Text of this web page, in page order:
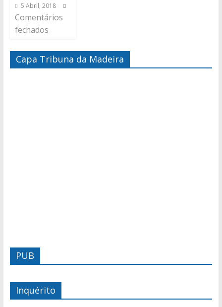
5 Abril, 2018
Comentários
fechados
Capa Tribuna da Madeira
PUB
Inquérito